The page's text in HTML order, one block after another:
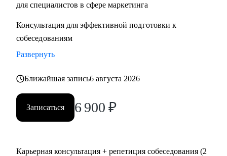
для специалистов в сфере маркетинга
Консультация для эффективной подготовки к
собеседованиям
Развернуть
Ближайшая запись6 августа 2026
Записаться 6 900 ₽
Карьерная консультация + репетиция собеседования (2